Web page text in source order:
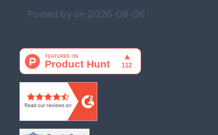
Posted by on 2026-08-06